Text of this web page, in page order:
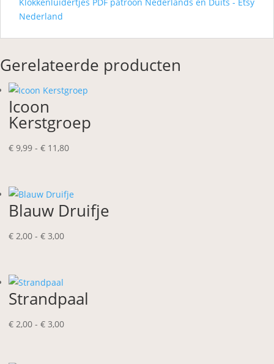
Nederland
Gerelateerde producten
Icoon
Kerstgroep
€ 9,99 - € 11,80Prijsklasse:
€ 11,80
Blauw Druifje
€ 2,00 - € 3,00Prijsklasse:
Strandpaal
€ 2,00 - € 3,00Prijsklasse: